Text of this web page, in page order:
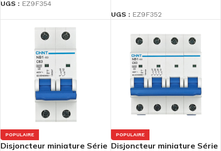
UGS : EZ9F354
UGS : EZ9F352
POPULAIRE
Disjoncteur miniature Série
POPULAIRE
Disjoncteur miniature Série